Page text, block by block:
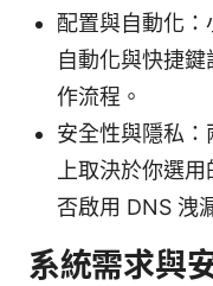
配置與自動化：
自動化與快捷
作流程。
安全性與隱私
上取決於你選
否啟用 DNS 洩
系統需求與